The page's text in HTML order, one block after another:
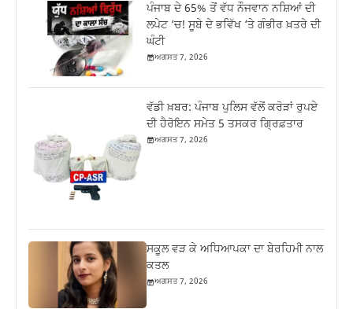
ਪੰਜਾਬ ਦੇ 65% ਤੋਂ ਵੱਧ ਨੌਜਵਾਨ ਨਸ਼ਿਆਂ ਦੀ
ਲਪੇਟ ‘ਚ! ਸੂਬੇ ਦੇ ਭਵਿੱਖ ‘ਤੇ ਗੰਭੀਰ ਖ਼ਤਰੇ ਦੀ
ਘੰਟੀ
ਅਗਸਤ 7, 2026
ਵੱਡੀ ਖ਼ਬਰ: ਪੰਜਾਬ ਪੁਲਿਸ ਵੱਲੋਂ ਕਰੋੜਾਂ ਰੁਪਏ
ਦੀ ਹੈਰੋਇਨ ਸਮੇਤ 5 ਤਸਕਰ ਗ੍ਰਿਫ਼ਤਾਰ
ਅਗਸਤ 7, 2026
ਸਕੂਲ ਵੜ ਕੇ ਅਧਿਆਪਕਾ ਦਾ ਬੇਰਹਿਮੀ ਨਾਲ
ਕਤਲ
ਅਗਸਤ 7, 2026